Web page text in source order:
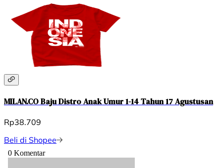
MILAN.CO Baju Distro Anak Umur 1-14 Tahun 17 Agustusan
Rp38.709
Beli di Shopee